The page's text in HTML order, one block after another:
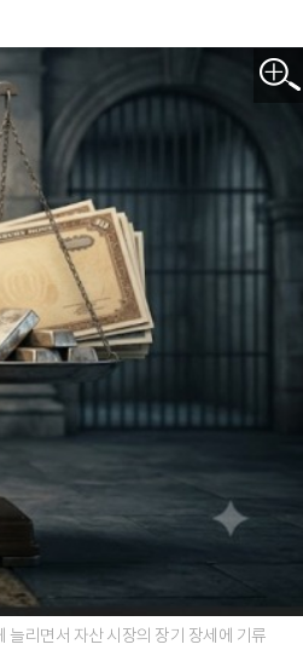
늘리면서 자산 시장의 장기 장세에 기류